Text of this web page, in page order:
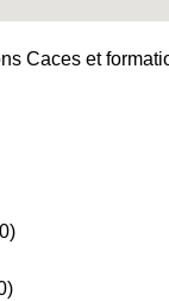
Caces et